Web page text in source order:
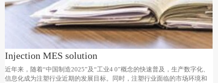
Injection MES solution
近年来，随着“中国制造2025”及“工业4 0”概念的快速普及，生产数字化、
信息化成为注塑行业近期的发展目标。同时，注塑行业面临的市场环境和